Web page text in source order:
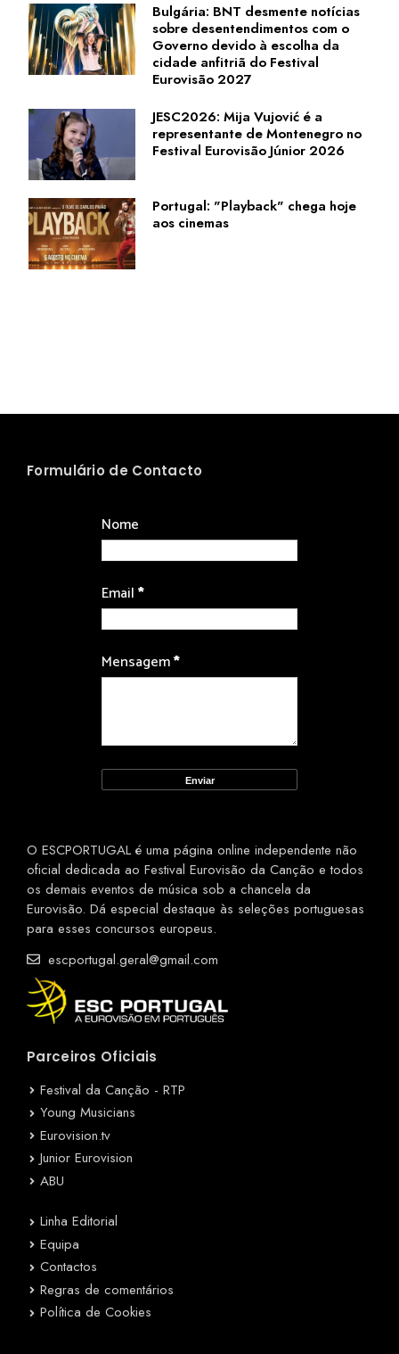
Bulgária: BNT desmente notícias
sobre desentendimentos com o
Governo devido à escolha da
cidade anfitriã do Festival
Eurovisão 2027
JESC2026: Mija Vujović é a
representante de Montenegro no
Festival Eurovisão Júnior 2026
Portugal: "Playback" chega hoje
aos cinemas
Formulário de Contacto
Nome
Email*
Mensagem*
O ESCPORTUGAL é uma página online independente não
oficial dedicada ao Festival Eurovisão da Canção e todos
os demais eventos de música sob a chancela da
Eurovisão. Dá especial destaque às seleções portuguesas
para esses concursos europeus.
escportugal.geral@gmail.com
Parceiros Oficiais
Festival da Canção - RTP
Young Musicians
Eurovision.tv
Junior Eurovision
ABU
Linha Editorial
Equipa
Contactos
Regras de comentários
Política de Cookies